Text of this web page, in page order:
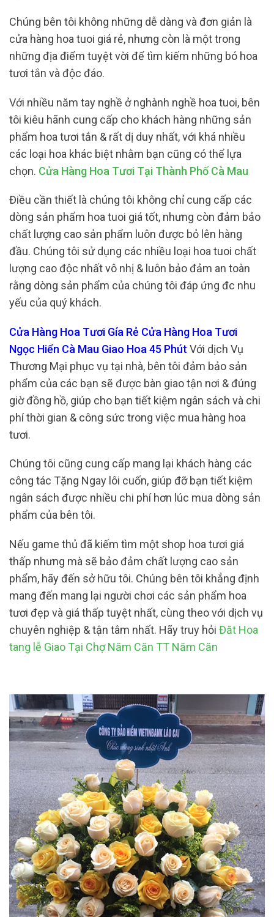
Chúng bên tôi không những dễ dàng và đơn giản là
cửa hàng hoa tuoi giá rẻ, nhưng còn là một trong
những địa điểm tuyệt vời để tìm kiếm những bó hoa
tươi tắn và độc đáo.
Với nhiều năm tay nghề ở nghành nghề hoa tuoi, bên
tôi kiêu hãnh cung cấp cho khách hàng những sản
phẩm hoa tươi tắn & rất dị duy nhất, với khá nhiều
các loại hoa khác biệt nhằm bạn cũng có thể lựa
chọn. Cửa Hàng Hoa Tươi Tại Thành Phố Cà Mau
Điều cần thiết là chúng tôi không chỉ cung cấp các
dòng sản phẩm hoa tuoi giá tốt, nhưng còn đảm bảo
chất lượng cao sản phẩm luôn được bỏ lên hàng
đầu. Chúng tôi sử dụng các nhiều loại hoa tuoi chất
lượng cao độc nhất vô nhị & luôn bảo đảm an toàn
rằng dòng sản phẩm của chúng tôi đáp ứng đc nhu
yếu của quý khách.
Cửa Hàng Hoa Tươi Gía Rẻ Cửa Hàng Hoa Tươi
Ngọc Hiển Cà Mau Giao Hoa 45 Phút Với dịch Vụ
Thương Mại phục vụ tại nhà, bên tôi đảm bảo sản
phẩm của các bạn sẽ được bàn giao tận nơi & đúng
giờ đồng hồ, giúp cho bạn tiết kiệm ngân sách và chi
phí thời gian & công sức trong việc mua hàng hoa
tươi.
Chúng tôi cũng cung cấp mang lại khách hàng các
công tác Tặng Ngay lôi cuốn, giúp đỡ bạn tiết kiệm
ngân sách được nhiều chi phí hơn lúc mua dòng sản
phẩm của bên tôi.
Nếu game thủ đã kiếm tìm một shop hoa tươi giá
thấp nhưng mà sẽ bảo đảm chất lượng cao sản
phẩm, hãy đến sở hữu tôi. Chúng bên tôi khẳng định
mang đến mang lại người chơi các sản phẩm hoa
tươi đẹp và giá thấp tuyệt nhất, cùng theo với dịch vụ
chuyên nghiệp & tận tâm nhất. Hãy truy hỏi Đăt Hoa
tang lễ Giao Tại Chợ Năm Căn TT Năm Căn